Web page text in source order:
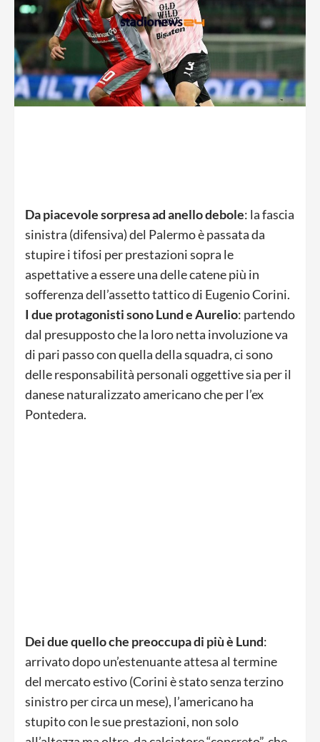
Da piacevole sorpresa ad anello debole: la fascia
sinistra (difensiva) del Palermo è passata da
stupire i tifosi per prestazioni sopra le
aspettative a essere una delle catene più in
sofferenza dell’assetto tattico di Eugenio Corini.
I due protagonisti sono Lund e Aurelio: partendo
dal presupposto che la loro netta involuzione va
di pari passo con quella della squadra, ci sono
delle responsabilità personali oggettive sia per il
danese naturalizzato americano che per l’ex
Pontedera.
Dei due quello che preoccupa di più è Lund:
arrivato dopo un’estenuante attesa al termine
del mercato estivo (Corini è stato senza terzino
sinistro per circa un mese), l’americano ha
stupito con le sue prestazioni, non solo